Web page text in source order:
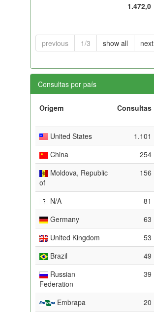
1.472,0
previous 1/3 show all next
Consultas por país
Origem Consultas
United States
1.101
China
254
Moldova, Republic
of
156
N/A 81
Germany
63
United Kingdom
53
Brazil
49
Russian
Federation
39
Embrapa 20